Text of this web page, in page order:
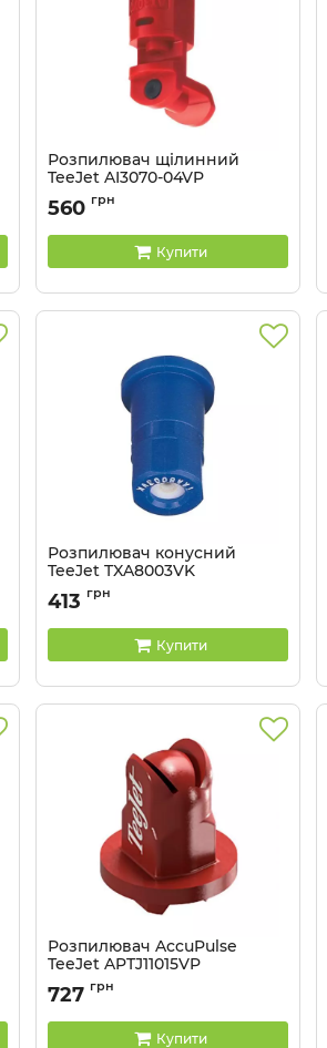
Розпилювач щілинний
TeeJet AI3070-04VP
Артикул: AI3070-04VP
560 грн
Купити
Розпилювач конусний
TeeJet TXA8003VK
Артикул: TXA8003VK
413 грн
Купити
Розпилювач AccuPulse
TeeJet APTJ11015VP
Артикул: APTJ11015VP
727 грн
Купити